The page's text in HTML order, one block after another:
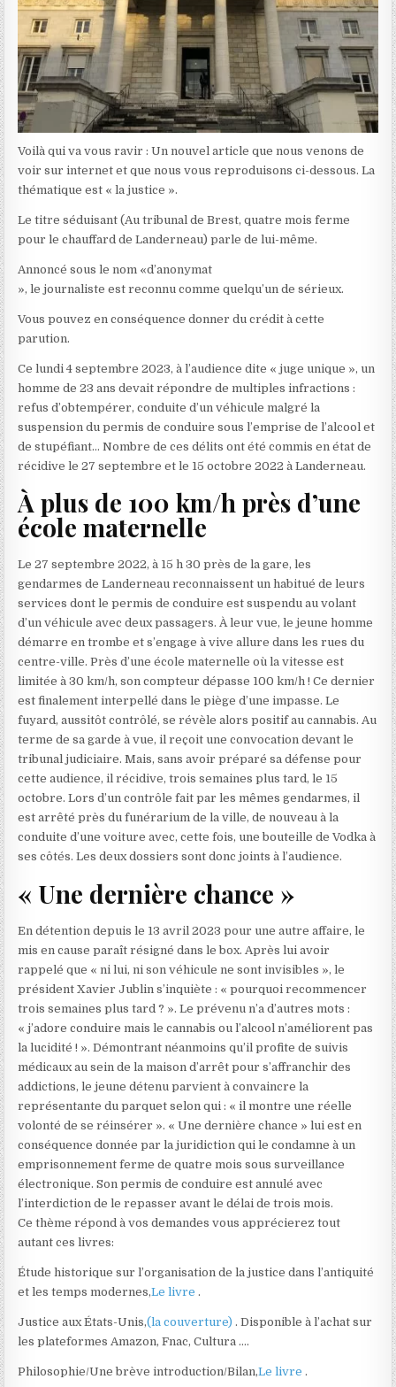
Voilà qui va vous ravir : Un nouvel article que nous venons de
voir sur internet et que nous vous reproduisons ci-dessous. La
thématique est « la justice ».
Le titre séduisant (Au tribunal de Brest, quatre mois ferme
pour le chauffard de Landerneau) parle de lui-même.
Annoncé sous le nom «d’anonymat
», le journaliste est reconnu comme quelqu’un de sérieux.
Vous pouvez en conséquence donner du crédit à cette
parution.
Ce lundi 4 septembre 2023, à l’audience dite « juge unique », un
homme de 23 ans devait répondre de multiples infractions :
refus d’obtempérer, conduite d’un véhicule malgré la
suspension du permis de conduire sous l’emprise de l’alcool et
de stupéfiant… Nombre de ces délits ont été commis en état de
récidive le 27 septembre et le 15 octobre 2022 à Landerneau.
À plus de 100 km/h près d’une
école maternelle
Le 27 septembre 2022, à 15 h 30 près de la gare, les
gendarmes de Landerneau reconnaissent un habitué de leurs
services dont le permis de conduire est suspendu au volant
d’un véhicule avec deux passagers. À leur vue, le jeune homme
démarre en trombe et s’engage à vive allure dans les rues du
centre-ville. Près d’une école maternelle où la vitesse est
limitée à 30 km/h, son compteur dépasse 100 km/h ! Ce dernier
est finalement interpellé dans le piège d’une impasse. Le
fuyard, aussitôt contrôlé, se révèle alors positif au cannabis. Au
terme de sa garde à vue, il reçoit une convocation devant le
tribunal judiciaire. Mais, sans avoir préparé sa défense pour
cette audience, il récidive, trois semaines plus tard, le 15
octobre. Lors d’un contrôle fait par les mêmes gendarmes, il
est arrêté près du funérarium de la ville, de nouveau à la
conduite d’une voiture avec, cette fois, une bouteille de Vodka à
ses côtés. Les deux dossiers sont donc joints à l’audience.
« Une dernière chance »
En détention depuis le 13 avril 2023 pour une autre affaire, le
mis en cause paraît résigné dans le box. Après lui avoir
rappelé que « ni lui, ni son véhicule ne sont invisibles », le
président Xavier Jublin s’inquiète : « pourquoi recommencer
trois semaines plus tard ? ». Le prévenu n’a d’autres mots :
« j’adore conduire mais le cannabis ou l’alcool n’améliorent pas
la lucidité ! ». Démontrant néanmoins qu’il profite de suivis
médicaux au sein de la maison d’arrêt pour s’affranchir des
addictions, le jeune détenu parvient à convaincre la
représentante du parquet selon qui : « il montre une réelle
volonté de se réinsérer ». « Une dernière chance » lui est en
conséquence donnée par la juridiction qui le condamne à un
emprisonnement ferme de quatre mois sous surveillance
électronique. Son permis de conduire est annulé avec
l’interdiction de le repasser avant le délai de trois mois.
Ce thème répond à vos demandes vous apprécierez tout
autant ces livres:
Étude historique sur l’organisation de la justice dans l’antiquité
et les temps modernes,Le livre .
Justice aux États-Unis,(la couverture) . Disponible à l’achat sur
les plateformes Amazon, Fnac, Cultura ….
Philosophie/Une brève introduction/Bilan,Le livre .